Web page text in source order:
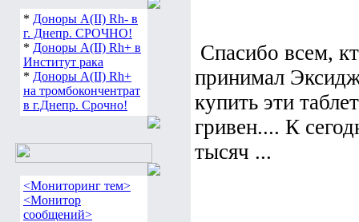
* Доноры А(ІІ) Rh- в
г. Днепр. СРОЧНО!
* Доноры А(ІІ) Rh+ в
Институт рака
* Доноры А(ІІ) Rh+
на тромбокончентрат
в г.Днепр. Срочно!
<Мониторинг тем>
<Монитор
сообщений>
Спасибо всем,
принимал
купить эти
гривен.... К
тысяч ...